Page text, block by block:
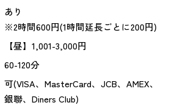
あり
※2時間600円(1時間延長ごとに200円)
【昼】1,001-3,000円
60-120分
可(VISA、MasterCard、JCB、AMEX、
銀聯、Diners Club)